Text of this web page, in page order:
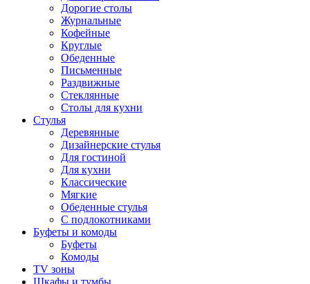
Дорогие столы
Журнальные
Кофейные
Круглые
Обеденные
Письменные
Раздвижные
Стеклянные
Столы для кухни
Стулья
Деревянные
Дизайнерские стулья
Для гостиной
Для кухни
Классические
Мягкие
Обеденные стулья
С подлокотниками
Буфеты и комоды
Буфеты
Комоды
TV зоны
Шкафы и тумбы